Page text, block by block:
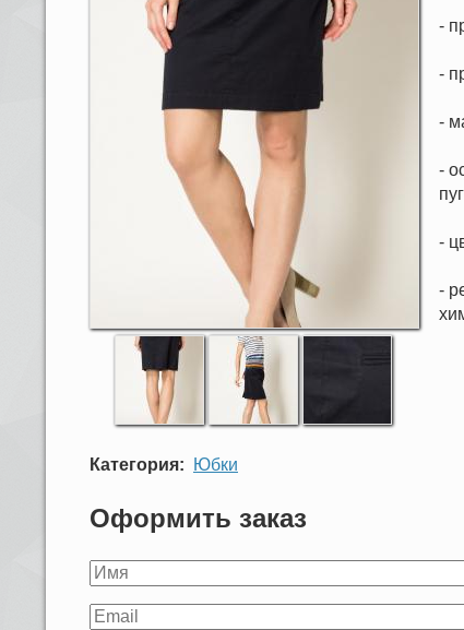
-
-
-
-
-
-
Категория Юбки
Оформить заказ
Ваше
Ваш